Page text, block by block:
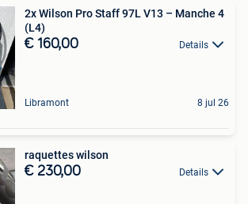
2x Wilson Pro Staff 97L V13 – Manche 4
(L4)
€ 160,00 Details
Libramont 8 jul 26
raquettes wilson
€ 230,00 Details